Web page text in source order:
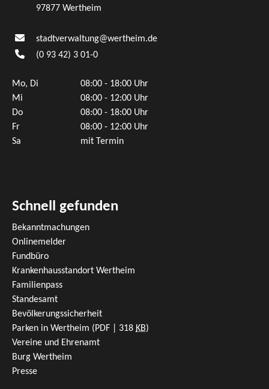
97877 Wertheim
stadtverwaltung@wertheim.de
(0 93 42) 3 01-0
Mo, Di
08:00 - 18:00 Uhr
Mi
08:00 - 12:00 Uhr
Do
08:00 - 18:00 Uhr
Fr
08:00 - 12:00 Uhr
Sa
mit Termin
Schnell gefunden
Bekanntmachungen
Onlinemelder
Fundbüro
Krankenhausstandort Wertheim
Familienpass
Standesamt
Bevölkerungssicherheit
Parken in Wertheim (PDF | 318 KB)
Vereine und Ehrenamt
Burg Wertheim
Presse